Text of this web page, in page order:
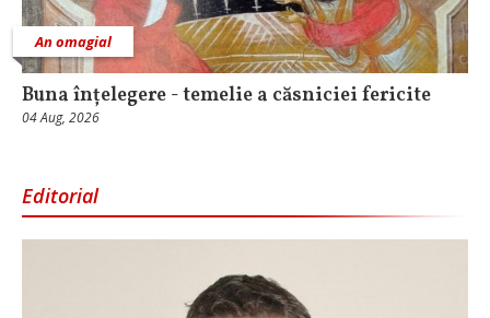
An omagial
Buna înțelegere - temelie a căsniciei fericite
04 Aug, 2026
Editorial